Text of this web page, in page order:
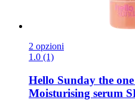
2 opzioni
1.0 (1)
Hello Sunday the
Moisturising serum